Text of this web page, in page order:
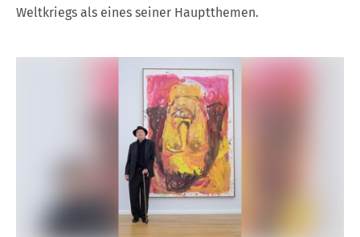
Weltkriegs als eines seiner Hauptthemen.